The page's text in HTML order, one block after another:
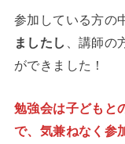
参加している方の
ましたし
、講師
ができました！
勉強会は子どもと
で、気兼ねなく参